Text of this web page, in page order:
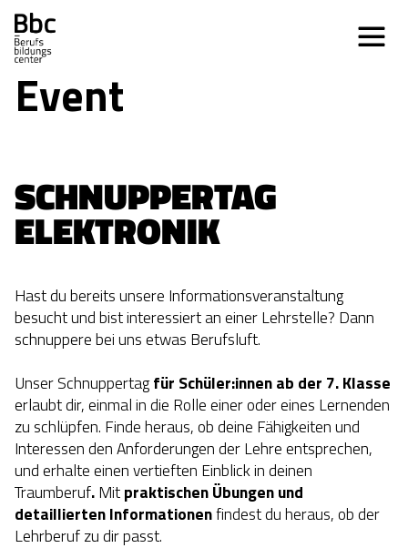
Event
SCHNUPPERTAG
ELEKTRONIK
Hast du bereits unsere Informationsveranstaltung
besucht und bist interessiert an einer Lehrstelle? Dann
schnuppere bei uns etwas Berufsluft.
Unser Schnuppertagfür Schüler:innen ab der 7. Klasse
erlaubt dir, einmal in die Rolle einer oder eines Lernenden
zu schlüpfen. Finde heraus, ob deine Fähigkeiten und
Interessen den Anforderungen der Lehre entsprechen,
und erhalte einen vertieften Einblick in deinen
Traumberuf.Mitpraktischen Übungenund
detaillierten Informationenfindest du heraus, ob der
Lehrberufzu dir passt.